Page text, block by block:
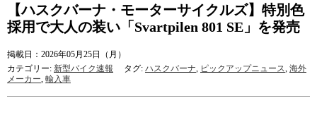
【ハスクバーナ・モーターサイクルズ】特別色
採用で大人の装い「Svartpilen 801 SE」を発売
掲載日：2026年05月25日（月）
カテゴリー: 新型バイク速報 タグ: ハスクバーナ, ピックアップニュース, 海外
メーカー, 輸入車